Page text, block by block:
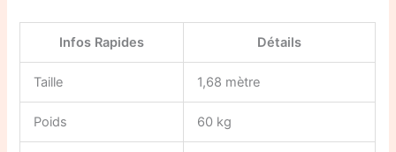
Infos Rapides Détails
Taille 1,68 mètre
Poids 60 kg